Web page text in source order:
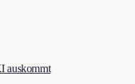
auskommt